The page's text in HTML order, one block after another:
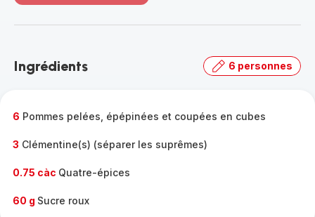
-
gamme
Ingrédients 6 personnes
6 Pommes pelées, épépinées et coupées en cubes
3 Clémentine(s) (séparer les suprêmes)
0.75 càc Quatre-épices
60 g Sucre roux